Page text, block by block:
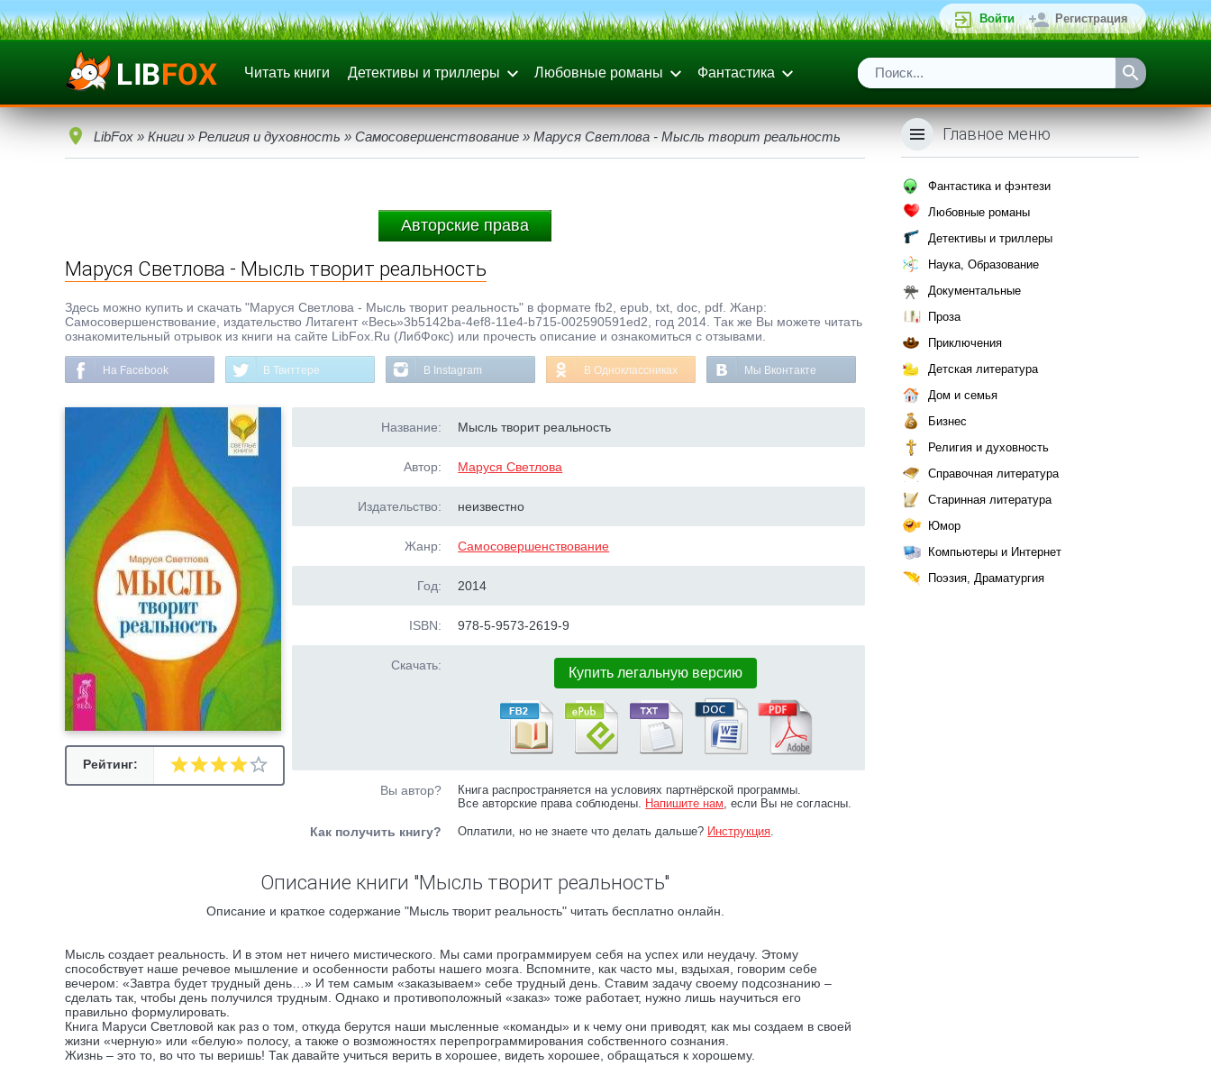
Войти Регистрация
Читать книги Детективы и триллеры Любовные романы Фантастика
LibFox » Книги » Религия и духовность » Самосовершенствование » Маруся Светлова - Мысль творит реальность
Авторские права
Маруся Светлова - Мысль творит реальность
Здесь можно купить и скачать "Маруся Светлова - Мысль творит реальность" в формате fb2, epub, txt, doc, pdf. Жанр:
Самосовершенствование, издательство Литагент «Весь»3b5142ba-4ef8-11e4-b715-002590591ed2, год 2014. Так же Вы можете читать
ознакомительный отрывок из книги на сайте LibFox.Ru (ЛибФокс) или прочесть описание и ознакомиться с отзывами.
На Facebook В Твиттере В Instagram В Одноклассниках Мы Вконтакте
Рейтинг:
Название: Мысль творит реальность
Автор: Маруся Светлова
Издательство: неизвестно
Жанр: Самосовершенствование
Год: 2014
ISBN: 978-5-9573-2619-9
Скачать: Купить легальную версию
Вы автор?
Книга распространяется на условиях партнёрской программы.
Все авторские права соблюдены. Напишите нам, если Вы не согласны.
Как получить книгу? Оплатили, но не знаете что делать дальше? Инструкция.
Описание книги "Мысль творит реальность"
Описание и краткое содержание "Мысль творит реальность" читать бесплатно онлайн.
Мысль создает реальность. И в этом нет ничего мистического. Мы сами программируем себя на успех или неудачу. Этому
способствует наше речевое мышление и особенности работы нашего мозга. Вспомните, как часто мы, вздыхая, говорим себе
вечером: «Завтра будет трудный день…» И тем самым «заказываем» себе трудный день. Ставим задачу своему подсознанию –
сделать так, чтобы день получился трудным. Однако и противоположный «заказ» тоже работает, нужно лишь научиться его
правильно формулировать.
Книга Маруси Светловой как раз о том, откуда берутся наши мысленные «команды» и к чему они приводят, как мы создаем в своей
жизни «черную» или «белую» полосу, а также о возможностях перепрограммирования собственного сознания.
Жизнь – это то, во что ты веришь! Так давайте учиться верить в хорошее, видеть хорошее, обращаться к хорошему.
Главное меню
Фантастика и фэнтези
Любовные романы
Детективы и триллеры
Наука, Образование
Документальные
Проза
Приключения
Детская литература
Дом и семья
Бизнес
Религия и духовность
Справочная литература
Старинная литература
Юмор
Компьютеры и Интернет
Поэзия, Драматургия